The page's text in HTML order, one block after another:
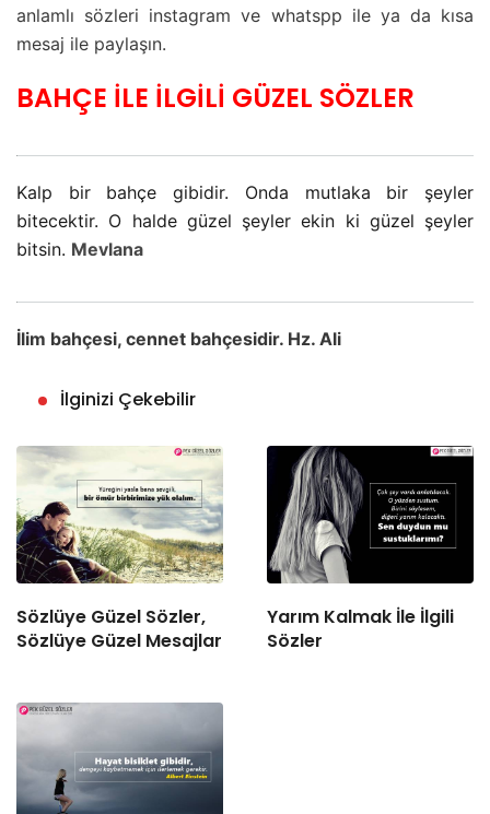
anlamlı sözleri instagram ve whatspp ile ya da kısa
mesaj ile paylaşın.
BAHÇE İLE İLGİLİ GÜZEL SÖZLER
Kalp bir bahçe gibidir. Onda mutlaka bir şeyler
bitecektir. O halde güzel şeyler ekin ki güzel şeyler
bitsin. Mevlana
İlim bahçesi, cennet bahçesidir. Hz. Ali
İlginizi Çekebilir
Sözlüye Güzel Sözler,
Sözlüye Güzel Mesajlar
Yarım Kalmak İle İlgili
Sözler